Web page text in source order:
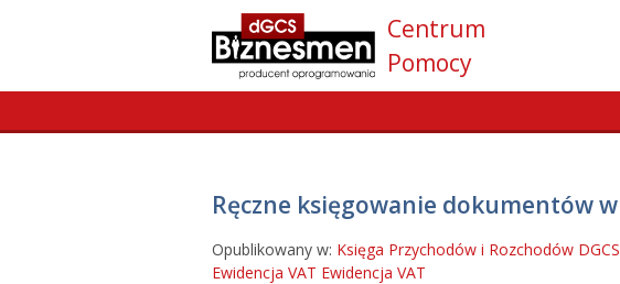
Centrum
Pomocy
Ręczne księgowanie dokumentów w
Opublikowany w: Księga Przychodów i Rozchodów
Ewidencja VAT Ewidencja VAT